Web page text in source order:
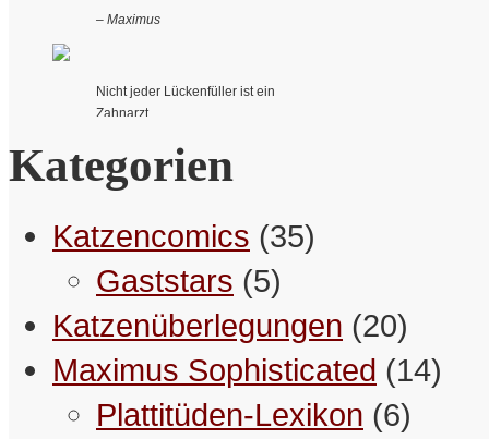
– Maximus
Nicht jeder Lückenfüller ist ein
Zahnarzt.
gemacht. Da gibt’s einige
– Schreibselbraut
Menschen die Liebe toll finden,
sind nicht automatisch liebestoll.
– Betty
Kategorien
Katzencomics (35)
Gaststars (5)
Katzenüberlegungen (20)
Maximus Sophisticated (14)
Plattitüden-Lexikon (6)